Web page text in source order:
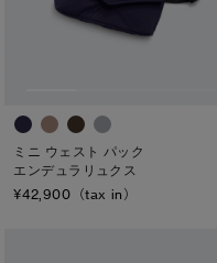
ミニ ウェスト パック
エンデュラリュクス
¥42,900（tax in）